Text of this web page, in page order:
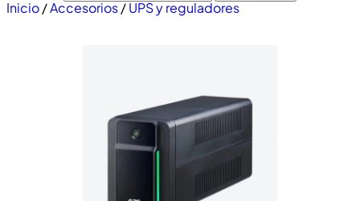
Inicio/Accesorios/UPS y reguladores